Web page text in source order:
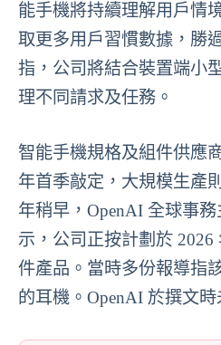
能手機將持續理解用戶情
取更多用戶習慣數據，勝
指，公司將結合裝置端小
理不同請求及任務。
智能手機規格及組件供應
年首季敲定，大規模生產
年稍早，OpenAI 全球事務
示，公司正按計劃於
件產品。當時多份報導指
的耳機。OpenAI 於撰文